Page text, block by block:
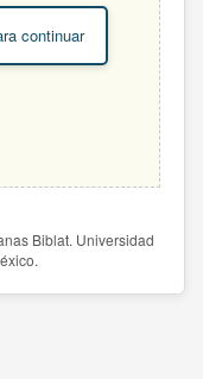
continuar
Biblat. Universidad